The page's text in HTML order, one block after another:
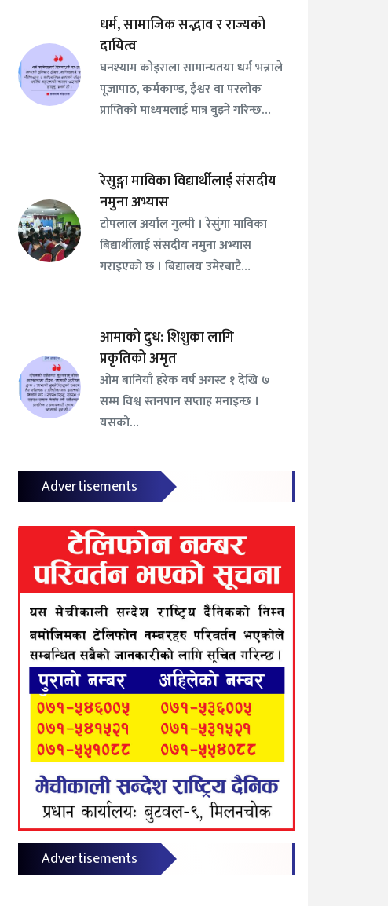
धर्म, सामाजिक सद्भाव र राज्यको
दायित्व
घनश्याम कोइराला सामान्यतया धर्म भन्नाले
पूजापाठ, कर्मकाण्ड, ईश्वर वा परलोक
प्राप्तिको माध्यमलाई मात्र बुझ्ने गरिन्छ…
रेसुङ्गा माविका विद्यार्थीलाई संसदीय
नमुना अभ्यास
टोपलाल अर्याल गुल्मी । रेसुंगा माविका
बिद्यार्थीलाई संसदीय नमुना अभ्यास
गराइएको छ । बिद्यालय उमेरबाटै…
आमाको दुध: शिशुका लागि
प्रकृतिको अमृत
ओम बानियाँ हरेक वर्ष अगस्ट १ देखि ७
सम्म विश्व स्तनपान सप्ताह मनाइन्छ ।
यसको…
Advertisements
Advertisements